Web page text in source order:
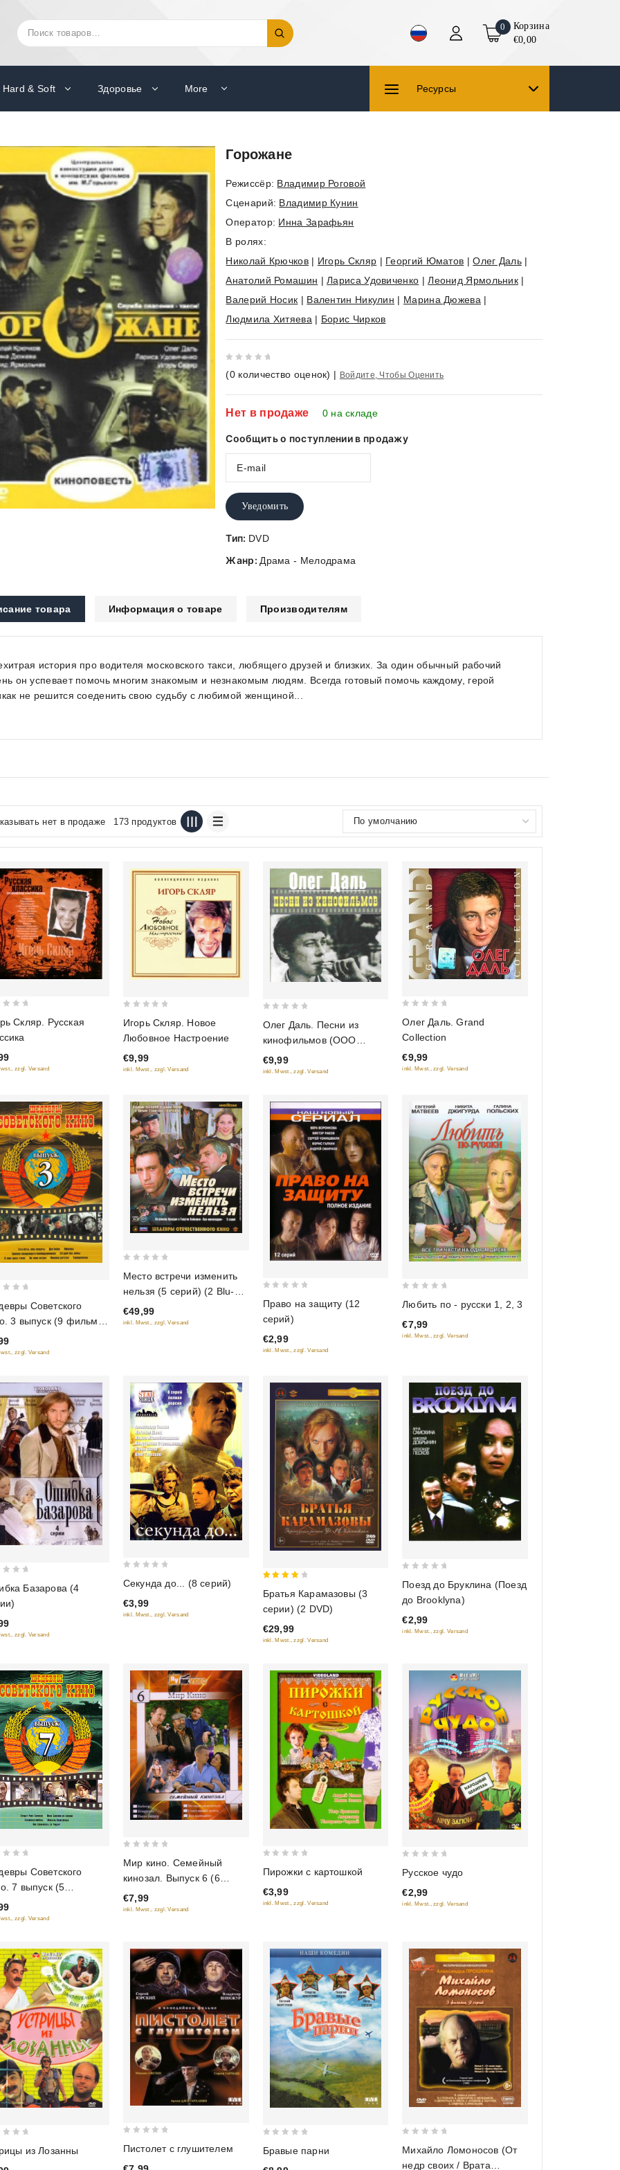
Искать: 0
Корзина
€0,00
Hard & Soft Здоровье More Ресурсы
Горожане
Режиссёр: Владимир Роговой
Cценарий: Владимир Кунин
Оператор: Инна Зарафьян
В ролях:
Николай Крючков| Игорь Скляр | Георгий Юматов |Олег Даль|
Анатолий Ромашин |Лариса Удовиченко |Леонид Ярмольник |
Валерий Носик | Валентин Никулин | Марина Дюжева |
Людмила Хитяева | Борис Чирков
out
of
5
(0 количество оценок) | Войдите, Чтобы Оценить
Нет в продаже 0 на складе
Сообщить о поступлении в продажу
Уведомить
Тип: DVD
Жанр: Драма - Мелодрама
товара Информация о товаре Производителям
история про водителя московского такси, любящего друзей и близких. За один обычный рабочий
он успевает помочь многим знакомым и незнакомым людям. Всегда готовый помочь каждому, герой
не решится соеденить свою судьбу с любимой женщиной...
нет в продаже 173 продуктов
Скляр. Русская
zzgl. Versand
of
5
Игорь Скляр. Новое
Любовное Настроение
€9,99
inkl. Mwst., zzgl. Versand
of
5
Олег Даль. Песни из
кинофильмов (ООО
"Жирафик")
€9,99
inkl. Mwst., zzgl. Versand
of
5
Олег Даль. Grand
Collection
€9,99
inkl. Mwst., zzgl. Versand
Советского
3 выпуск (9 фильмов
zzgl. Versand
of
5
Место встречи изменить
нельзя (5 серий) (2 Blu-
Ray)
€49,99
inkl. Mwst., zzgl. Versand
out
of
5
Право на защиту (12
серий)
€2,99
inkl. Mwst., zzgl. Versand
of
5
Любить по - русски 1, 2, 3
€7,99
inkl. Mwst., zzgl. Versand
Базарова (4
zzgl. Versand
of
5
Секунда до... (8 серий)
€3,99
inkl. Mwst., zzgl. Versand
out of
5
Братья Карамазовы (3
серии) (2 DVD)
€29,99
inkl. Mwst., zzgl. Versand
of
5
Поезд до Бруклина (Поезд
до Brooklyna)
€2,99
inkl. Mwst., zzgl. Versand
Советского
7 выпуск (5
в 1 диске)
zzgl. Versand
out
of
5
Мир кино. Семейный
кинозал. Выпуск 6 (6
фильмов в 1 диске)
€7,99
inkl. Mwst., zzgl. Versand
out
of
5
Пирожки с картошкой
€3,99
inkl. Mwst., zzgl. Versand
out
of
5
Русское чудо
€2,99
inkl. Mwst., zzgl. Versand
из Лозанны
Пистолет с глушителем
out
Бравые парни
Михайло Ломоносов (От
недр своих / Врата